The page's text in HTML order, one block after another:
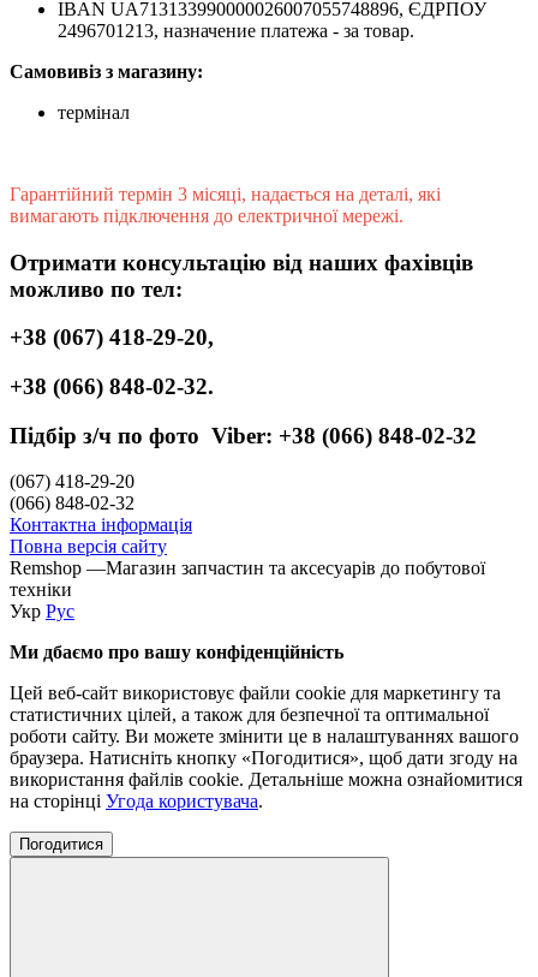
IBAN UA713133990000026007055748896, ЄДРПОУ
2496701213, назначение платежа - за товар.
Самовивіз з магазину:
термінал
Гарантійний термін 3 місяці, надається на деталі, які
вимагають підключення до електричної мережі.
Отримати консультацію від наших фахівців
можливо по тел:
+38 (067) 418-29-20,
+38 (066) 848-02-32.
Підбір з/ч по фото Viber: +38 (066) 848-02-32
(067) 418-29-20
(066) 848-02-32
Контактна інформація
Повна версія сайту
Remshop —Магазин запчастин та аксесуарів до побутової
техніки
Укр Рус
Ми дбаємо про вашу конфіденційність
Цей веб-сайт використовує файли cookie для маркетингу та
статистичних цілей, а також для безпечної та оптимальної
роботи сайту. Ви можете змінити це в налаштуваннях вашого
браузера. Натисніть кнопку «Погодитися», щоб дати згоду на
використання файлів cookie. Детальніше можна ознайомитися
на сторінці Угода користувача.
Погодитися